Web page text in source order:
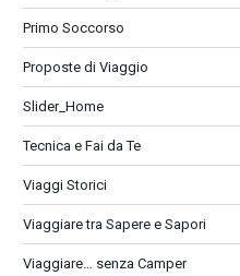
Primo Soccorso
Proposte di Viaggio
Slider_Home
Tecnica e Fai da Te
Viaggi Storici
Viaggiare tra Sapere e Sapori
Viaggiare… senza Camper